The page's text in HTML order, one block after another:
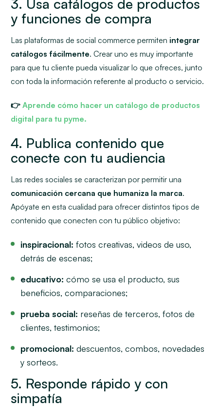
3. Usa catálogos de productos
y funciones de compra
Las plataformas desocial commerce permiten integrar
catálogos fácilmente. Crear uno es muy importante
para que tu cliente pueda visualizar lo que ofreces, junto
con toda la información referente al producto o servicio.
👉Aprende cómo hacer un catálogo de productos
digital para tu pyme.
4. Publica contenido que
conecte con tu audiencia
Las redes sociales se caracterizan por permitir una
comunicación cercana que humaniza la marca.
Apóyate en esta cualidad para ofrecer distintos tipos de
contenido que conecten con tu público objetivo:
inspiracional: fotos creativas, videos de uso,
detrás de escenas;
educativo: cómo se usa el producto, sus
beneficios, comparaciones;
prueba social: reseñas de terceros, fotos de
clientes, testimonios;
promocional: descuentos, combos, novedades
y sorteos.
5. Responde rápido y con
simpatía